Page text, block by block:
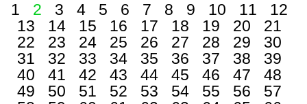
1 2 3 4 5 6 7 8 9 10 11
12
13
14 15 16 17 18 19 20
21
22
23 24 25 26 27 28 29
30
31
32 33 34 35 36 37 38
39
40
41 42 43 44 45 46 47
48
49
50 51 52 53 54 55 56
57